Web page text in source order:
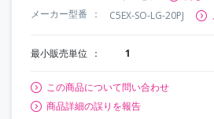
メーカー型番
C5EX-SO-LG-20PJ
最小販売単位 1
この商品について問い合わせ
商品詳細の誤りを報告